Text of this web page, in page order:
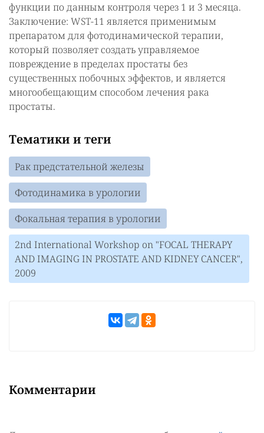
функции по данным контроля через 1 и 3 месяца.
Заключение: WST-11 является применимым
препаратом для фотодинамической терапии,
который позволяет создать управляемое
повреждение в пределах простаты без
существенных побочных эффектов, и является
многообещающим способом лечения рака
простаты.
Тематики и теги
Рак предстательной железы
Фотодинамика в урологии
Фокальная терапия в урологии
2nd International Workshop on "FOCAL THERAPY
AND IMAGING IN PROSTATE AND KIDNEY CANCER",
2009
Комментарии